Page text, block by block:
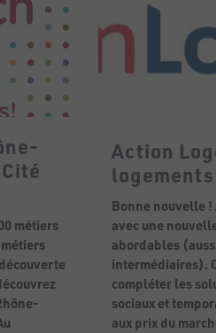
métiers
Action
Bonne nouvelle
avec une
abordables
intermédiaires).
compléter les
sociaux et
aux prix du